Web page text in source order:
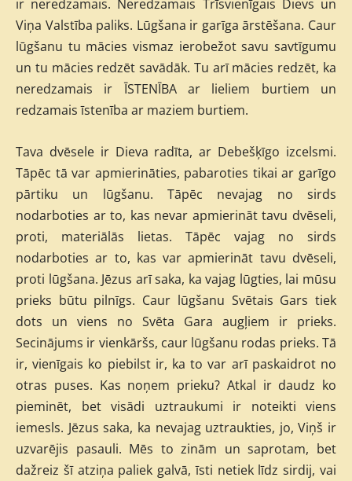
ir neredzamais. Neredzamais Trīsvienīgais Dievs un
Viņa Valstība paliks. Lūgšana ir garīga ārstēšana. Caur
lūgšanu tu mācies vismaz ierobežot savu savtīgumu
un tu mācies redzēt savādāk. Tu arī mācies redzēt, ka
neredzamais ir ĪSTENĪBA ar lieliem burtiem un
redzamais īstenība ar maziem burtiem.
Tava dvēsele ir Dieva radīta, ar Debešķīgo izcelsmi.
Tāpēc tā var apmierināties, pabaroties tikai ar garīgo
pārtiku un lūgšanu. Tāpēc nevajag no sirds
nodarboties ar to, kas nevar apmierināt tavu dvēseli,
proti, materiālās lietas. Tāpēc vajag no sirds
nodarboties ar to, kas var apmierināt tavu dvēseli,
proti lūgšana. Jēzus arī saka, ka vajag lūgties, lai mūsu
prieks būtu pilnīgs. Caur lūgšanu Svētais Gars tiek
dots un viens no Svēta Gara augļiem ir prieks.
Secinājums ir vienkāršs, caur lūgšanu rodas prieks. Tā
ir, vienīgais ko piebilst ir, ka to var arī paskaidrot no
otras puses. Kas noņem prieku? Atkal ir daudz ko
pieminēt, bet visādi uztraukumi ir noteikti viens
iemesls. Jēzus saka, ka nevajag uztraukties, jo, Viņš ir
uzvarējis pasauli. Mēs to zinām un saprotam, bet
dažreiz šī atziņa paliek galvā, īsti netiek līdz sirdij, vai